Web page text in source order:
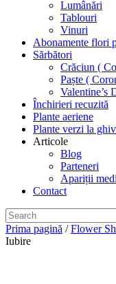
Lumânări
Tablouri
Vinuri
Abonamente flori
Sărbători
Crăciun (
Paște (
Valentine’s
Închirieri recuzită
Plante aeriene
Plante verzi la
Articole
Blog
Parteneri
Apariții
Contact
Prima pagină /Flower
Iubire